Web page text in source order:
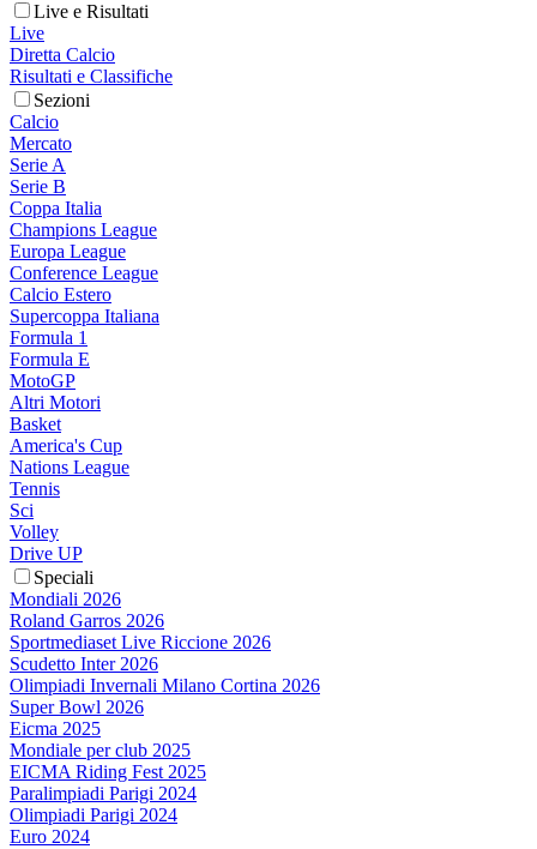
Live e Risultati
Live
Diretta Calcio
Risultati e Classifiche
Sezioni
Calcio
Mercato
Serie A
Serie B
Coppa Italia
Champions League
Europa League
Conference League
Calcio Estero
Supercoppa Italiana
Formula 1
Formula E
MotoGP
Altri Motori
Basket
America's Cup
Nations League
Tennis
Sci
Volley
Drive UP
Speciali
Mondiali 2026
Roland Garros 2026
Sportmediaset Live Riccione 2026
Scudetto Inter 2026
Olimpiadi Invernali Milano Cortina 2026
Super Bowl 2026
Eicma 2025
Mondiale per club 2025
EICMA Riding Fest 2025
Paralimpiadi Parigi 2024
Olimpiadi Parigi 2024
Euro 2024